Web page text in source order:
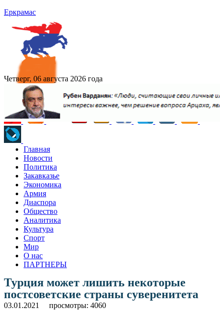
Еркрамас
Четверг, 06 августа 2026 года
Главная
Новости
Политика
Закавказье
Экономика
Армия
Диаспора
Общество
Аналитика
Культура
Спорт
Мир
О нас
ПАРТНЕРЫ
Турция может лишить некоторые
постсоветские страны суверенитета
03.01.2021 просмотры: 4060